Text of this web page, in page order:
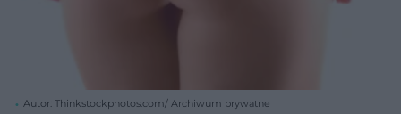
Autor: Thinkstockphotos.com/ Archiwum prywatne